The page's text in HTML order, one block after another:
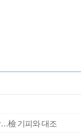
…檢 기피와 대조